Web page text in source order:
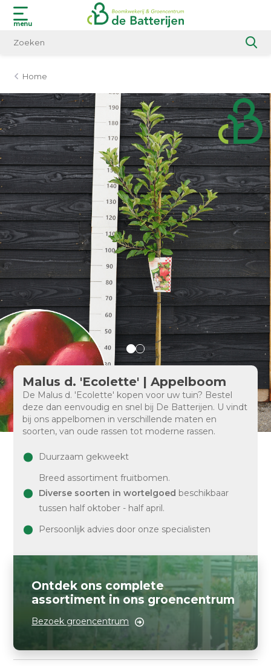
menu
Home
Malus d. 'Ecolette' | Appelboom
De Malus d. 'Ecolette' kopen voor uw tuin? Bestel
deze dan eenvoudig en snel bij De Batterijen. U vindt
bij ons appelbomen in verschillende maten en
soorten, van oude rassen tot moderne rassen.
Duurzaam gekweekt
Breed assortiment fruitbomen.
Diverse soorten in wortelgoed beschikbaar
tussen half oktober - half april.
Persoonlijk advies door onze specialisten
Ontdek ons complete
assortiment in ons groencentrum
Bezoek groencentrum